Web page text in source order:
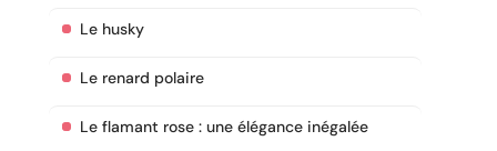
Le husky
Le renard polaire
Le flamant rose : une élégance inégalée